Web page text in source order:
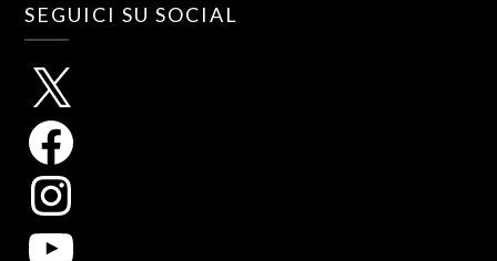
SEGUICI SU SOCIAL